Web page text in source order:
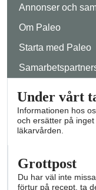
Annonser och
Om Paleo
Starta med Paleo
Under vårt
Informationen hos
och ersätter på
läkarvården.
Grottpost
Du har väl inte
förtur på recept, ta